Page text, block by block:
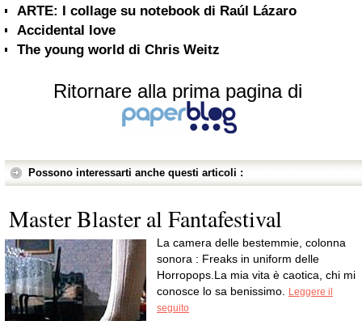
ARTE: I collage su notebook di Raúl Lázaro
Accidental love
The young world di Chris Weitz
Ritornare alla prima pagina di
Possono interessarti anche questi articoli :
Master Blaster al Fantafestival
La camera delle bestemmie, colonna
sonora : Freaks in uniform delle
Horropops.La mia vita è caotica, chi mi
conosce lo sa benissimo.
Leggere il
seguito